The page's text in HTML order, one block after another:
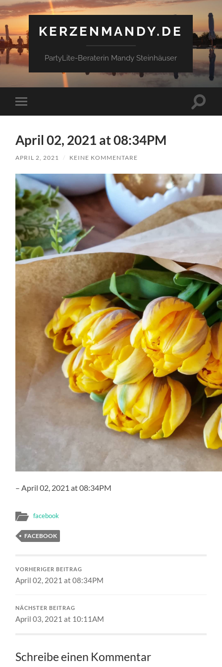
KERZENMANDY.DE
PartyLite-Beraterin Mandy Steinhäuser
Mobile-
Menü
April 02, 2021 at 08:34PM
APRIL 2, 2021 / KEINE KOMMENTARE
– April 02, 2021 at 08:34PM
facebook
FACEBOOK
VORHERIGER BEITRAG
April 02, 2021 at 08:34PM
NÄCHSTER BEITRAG
April 03, 2021 at 10:11AM
Schreibe einen Kommentar